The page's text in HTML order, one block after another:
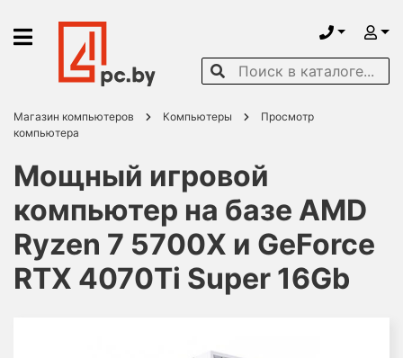
Магазин компьютеров Компьютеры
Просмотр
компьютера
Мощный игровой
компьютер на базе AMD
Ryzen 7 5700X и GeForce
RTX 4070Ti Super 16Gb